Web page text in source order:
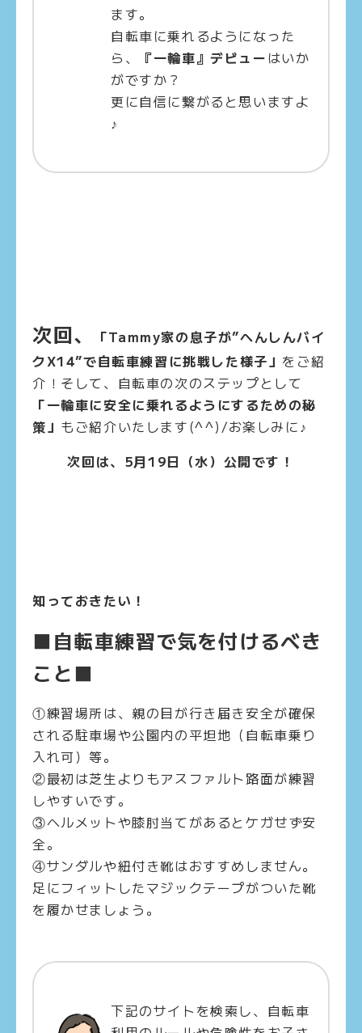
ます。
自転車に乗れるようになった
ら、
『一輪車』デビューはいか
がですか？
更に自信に繋がると思いますよ
♪
次回、
「Tammy家の息子が”へんしんバイ
クX14”で自転車練習に挑戦した様子」 をご紹
介！そして、自転車の次のステップとして
「一輪車に安全に乗れるようにするための秘
策」 もご紹介いたします(^^)/お楽しみに♪
次回は、5月19日（水）公開です！
知っておきたい！
■自転車練習で気を付けるべき
こと■
①練習場所は、親の目が行き届き安全が確保
される駐車場や公園内の平坦地（自転車乗り
入れ可）等。
②最初は芝生よりもアスファルト路面が練習
しやすいです。
③ヘルメットや膝肘当てがあるとケガせず安
全。
④サンダルや紐付き靴はおすすめしません。
足にフィットしたマジックテープがついた靴
を履かせましょう。
下記のサイトを検索し、自転車